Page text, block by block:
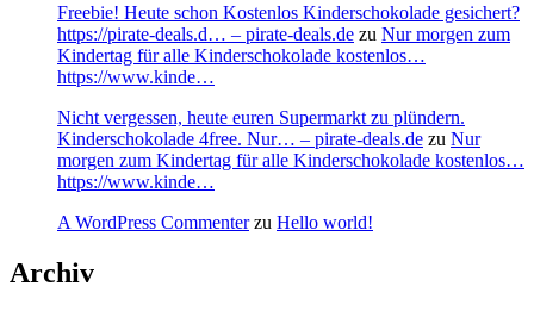
Freebie! Heute schon Kostenlos Kinderschokolade gesichert?
https://pirate-deals.d… – pirate-deals.de zu Nur morgen zum
Kindertag für alle Kinderschokolade kostenlos…
https://www.kinde…
Nicht vergessen, heute euren Supermarkt zu plündern.
Kinderschokolade 4free. Nur… – pirate-deals.de zu Nur
morgen zum Kindertag für alle Kinderschokolade kostenlos…
https://www.kinde…
A WordPress Commenterzu Hello world!
Archiv